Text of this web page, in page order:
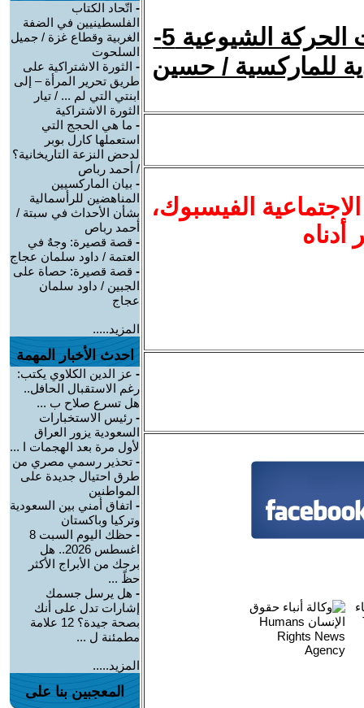
الشيوعية العمالية : هَوَس التفتت و تفتيت الحركة الشيوعية 5-
للماركسية / حسين
الفيسبوك،
أدناه
- اتّحاد الكتاب
الفلسطينيين في الضفة
الغربية وقطاع غزة / جميل
السلحوت
- الثورة الاشتراكية على
طريق تحرير المرأة – إلى
ابنتي التي لم ... / تيار
الثورة الاشتراكية
- ما هي الحجج التي
استعملها كارل بوبر
لدحض النزعة التاريخانية؟
/ أحمد رباص
- بيان الماركسيين
المناهضين للرأسمالية
بشأن الأحداث في سبتة /
أحمد رباص
- قصة قصيرة: وجهٌ في
العتمة / داود سلمان عجاج
- قصة قصيرة: حصاة على
الجبين / داود سلمان
عجاج
المزيد.....
احدث الأخبار المهمة
- عز الدين الكلاوي يكتب:
رغم الاستقبال الحافل..
هل تسرع صلاح ب ...
- رئيس الاستخبارات
السعودية يزور العراق
لأول مرة بعد الهجمات ا ...
- تحذير رسمي مصري من
طرق احتيال جديدة على
المواطنين
- اتفاق أمني بين السعودية
وتركيا وباكستان
-
حظك اليوم السبت 8
اغسطس 2026.. هل
برجك من الأبراج الأكثر
حظً ...
- هل يرسل جسمك
إشارات تدل على أنك
بصحة جيدة؟ 12 علامة
مطمئنة ل ...
المزيد.....
المعجبين بنا على